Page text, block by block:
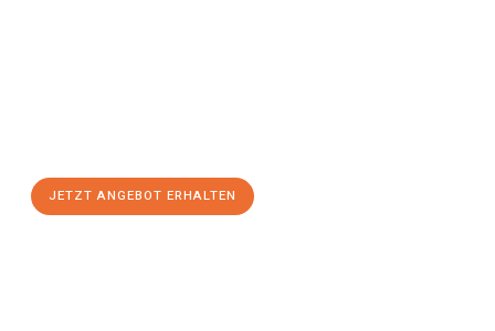
JETZT ANGEBOT ERHALTEN